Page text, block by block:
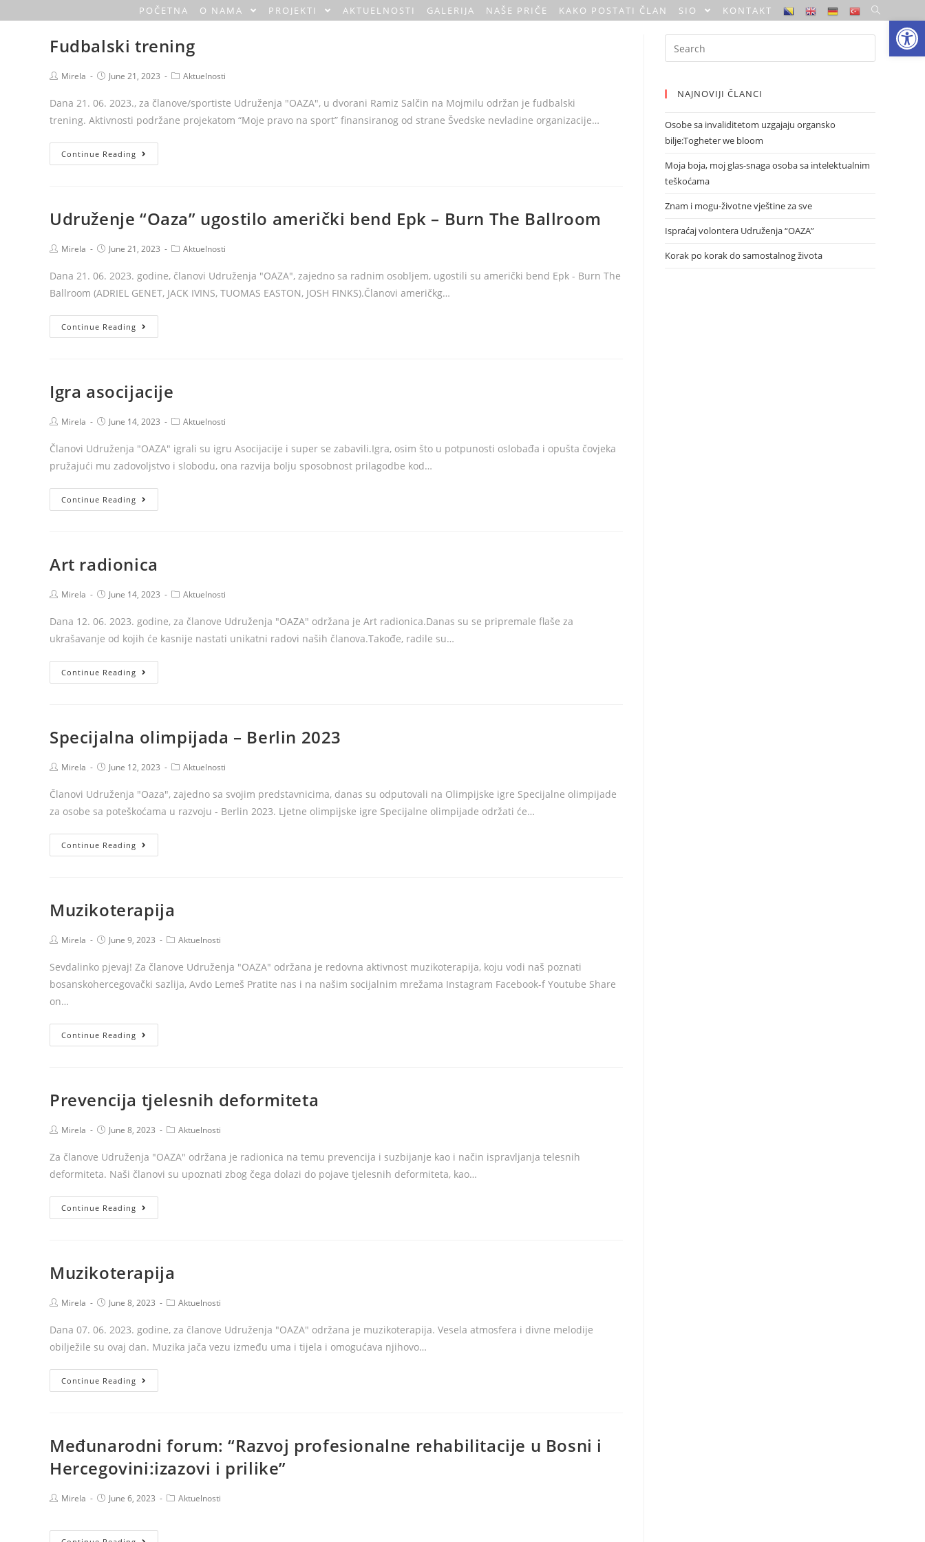
Open toolbar
to
O
a
z
a
H
o
e
POČETNA O NAMA PROJEKTI AKTUELNOSTI GALERIJA NAŠE PRIČE KAKO POSTATI ČLAN SIO KONTAKT
Fudbalski trening
PostMirela
PostJune 21, 2023
PostAktuelnosti
Dana 21. 06. 2023., za članove/sportiste Udruženja "OAZA", u dvorani Ramiz Salčin na Mojmilu održan je fudbalski
trening. Aktivnosti podržane projekatom “Moje pravo na sport” finansiranog od strane Švedske nevladine organizacije…
Continue Reading
trening
Udruženje “Oaza” ugostilo američki bend Epk – Burn The Ballroom
PostMirela
PostJune 21, 2023
PostAktuelnosti
Dana 21. 06. 2023. godine, članovi Udruženja "OAZA", zajedno sa radnim osobljem, ugostili su američki bend Epk - Burn The
Ballroom (ADRIEL GENET, JACK IVINS, TUOMAS EASTON, JOSH FINKS).Članovi američkg…
Continue Reading
“Oaza”
bend
–
Burn
The
Igra asocijacije
PostMirela
PostJune 14, 2023
PostAktuelnosti
Članovi Udruženja "OAZA" igrali su igru Asocijacije i super se zabavili.Igra, osim što u potpunosti oslobađa i opušta čovjeka
pružajući mu zadovoljstvo i slobodu, ona razvija bolju sposobnost prilagodbe kod…
Continue Reading
asocijacije
Art radionica
PostMirela
PostJune 14, 2023
PostAktuelnosti
Dana 12. 06. 2023. godine, za članove Udruženja "OAZA" održana je Art radionica.Danas su se pripremale flaše za
ukrašavanje od kojih će kasnije nastati unikatni radovi naših članova.Takođe, radile su…
Continue Reading
radionica
Specijalna olimpijada – Berlin 2023
PostMirela
PostJune 12, 2023
PostAktuelnosti
Članovi Udruženja "Oaza", zajedno sa svojim predstavnicima, danas su odputovali na Olimpijske igre Specijalne olimpijade
za osobe sa poteškoćama u razvoju - Berlin 2023. Ljetne olimpijske igre Specijalne olimpijade održati će…
Continue Reading
olimpijada
2023
Muzikoterapija
PostMirela
PostJune 9, 2023
PostAktuelnosti
Sevdalinko pjevaj! Za članove Udruženja "OAZA" održana je redovna aktivnost muzikoterapija, koju vodi naš poznati
bosanskohercegovački sazlija, Avdo Lemeš Pratite nas i na našim socijalnim mrežama Instagram Facebook-f Youtube Share
on…
Continue Reading
Prevencija tjelesnih deformiteta
PostMirela
PostJune 8, 2023
PostAktuelnosti
Za članove Udruženja "OAZA" održana je radionica na temu prevencija i suzbijanje kao i način ispravljanja telesnih
deformiteta. Naši članovi su upoznati zbog čega dolazi do pojave tjelesnih deformiteta, kao…
Continue Reading
tjelesnih
Muzikoterapija
PostMirela
PostJune 8, 2023
PostAktuelnosti
Dana 07. 06. 2023. godine, za članove Udruženja "OAZA" održana je muzikoterapija. Vesela atmosfera i divne melodije
obilježile su ovaj dan. Muzika jača vezu između uma i tijela i omogućava njihovo…
Continue Reading
Međunarodni forum: “Razvoj profesionalne rehabilitacije u Bosni i
Hercegovini:izazovi i prilike”
PostMirela
PostJune 6, 2023
PostAktuelnosti
NAJNOVIJI ČLANCI
Osobe sa invaliditetom uzgajaju organsko
bilje:Togheter we bloom
Moja boja, moj glas-snaga osoba sa intelektualnim
teškoćama
Znam i mogu-životne vještine za sve
Ispraćaj volontera Udruženja “OAZA”
Korak po korak do samostalnog života